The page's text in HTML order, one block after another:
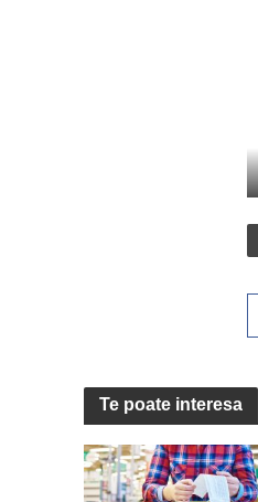
Te poate interesa